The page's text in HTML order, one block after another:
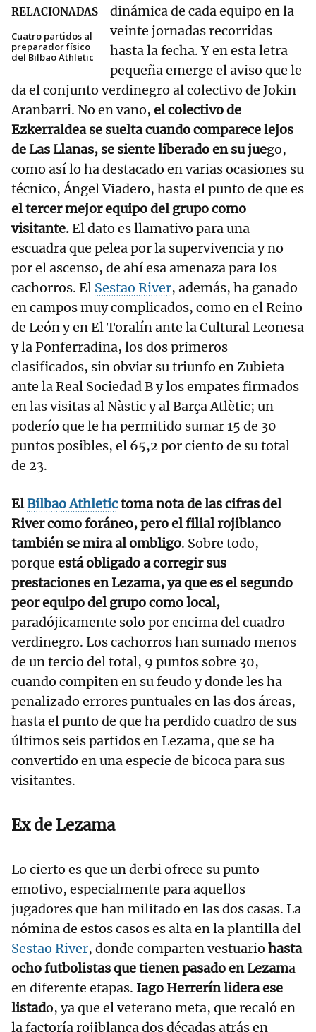
RELACIONADAS
Cuatro partidos al
preparador físico
del Bilbao Athletic
dinámica de cada equipo en la
veinte jornadas recorridas
hasta la fecha. Y en esta letra
pequeña emerge el aviso que le
da el conjunto verdinegro al colectivo de Jokin
Aranbarri. No en vano, el colectivo de
Ezkerraldea se suelta cuando comparece lejos
de Las Llanas, se siente liberado en su juego,
como así lo ha destacado en varias ocasiones su
técnico, Ángel Viadero, hasta el punto de que es
el tercer mejor equipo del grupo como
visitante.El dato es llamativo para una
escuadra que pelea por la supervivencia y no
por el ascenso, de ahí esa amenaza para los
cachorros. El Sestao River, además, ha ganado
en campos muy complicados, como en el Reino
de León y en El Toralín ante la Cultural Leonesa
y la Ponferradina, los dos primeros
clasificados, sin obviar su triunfo en Zubieta
ante la Real Sociedad B y los empates firmados
en las visitas al Nàstic y al Barça Atlètic; un
poderío que le ha permitido sumar 15 de 30
puntos posibles, el 65,2 por ciento de su total
de 23.
ElBilbao Athletictoma nota de las cifras del
River como foráneo, pero el filial rojiblanco
también se mira al ombligo. Sobre todo,
porque está obligado a corregir sus
prestaciones en Lezama, ya que es el segundo
peor equipo del grupo como local,
paradójicamente solo por encima del cuadro
verdinegro. Los cachorros han sumado menos
de un tercio del total, 9 puntos sobre 30,
cuando compiten en su feudo y donde les ha
penalizado errores puntuales en las dos áreas,
hasta el punto de que ha perdido cuadro de sus
últimos seis partidos en Lezama, que se ha
convertido en una especie de bicoca para sus
visitantes.
Ex de Lezama
Lo cierto es que un derbi ofrece su punto
emotivo, especialmente para aquellos
jugadores que han militado en las dos casas. La
nómina de estos casos es alta en la plantilla del
Sestao River, donde comparten vestuario hasta
ocho futbolistas que tienen pasado en Lezama
en diferente etapas. Iago Herrerín lidera ese
listado, ya que el veterano meta, que recaló en
la factoría rojiblanca dos décadas atrás en